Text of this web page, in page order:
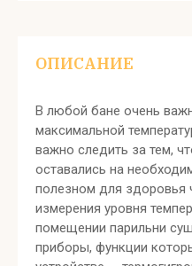
ОПИСАНИЕ
В любой бане очень
максимальной
важно следить за тем,
оставались на
полезном для здоровья
измерения уровня
помещении парильни
приборы, функции